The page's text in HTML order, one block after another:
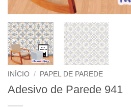
INÍCIO / PAPEL DE PAREDE
Adesivo de Parede 941